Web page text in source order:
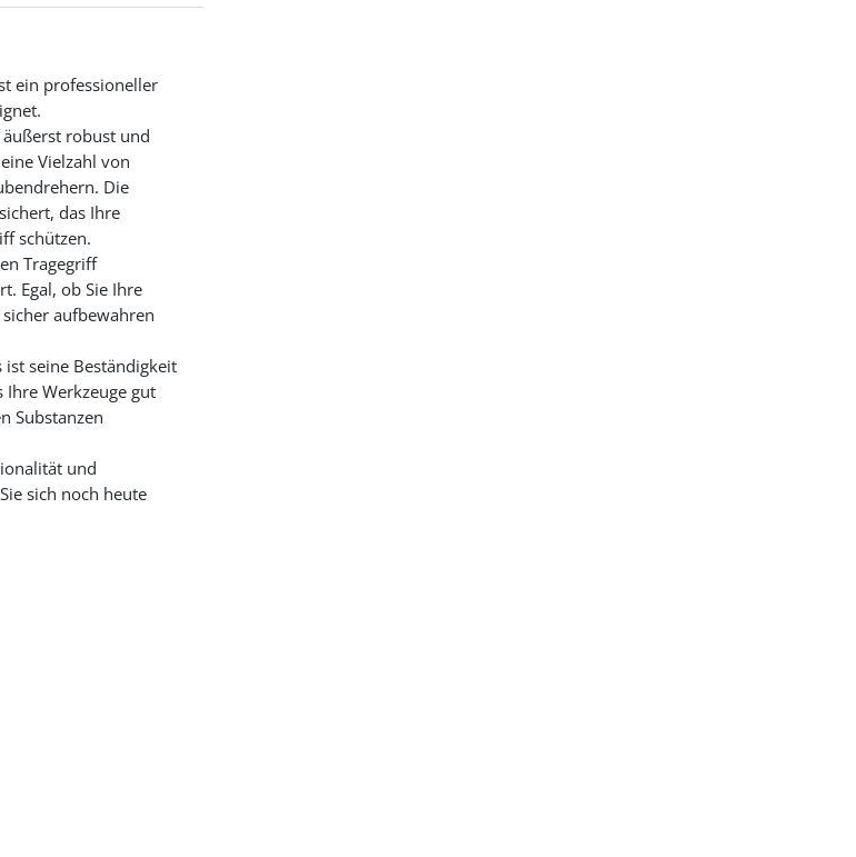
ein professioneller
robust und
Vielzahl von
Die
das Ihre
schützen.
Tragegriff
Egal, ob Sie Ihre
aufbewahren
seine Beständigkeit
Ihre Werkzeuge gut
Substanzen
und
sich noch heute